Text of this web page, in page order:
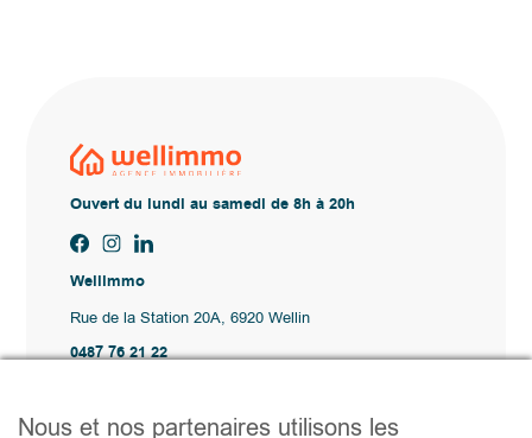
Ouvert du lundi au samedi de 8h à 20h
Wellimmo
Rue de la Station 20A, 6920 Wellin
0487 76 21 22
Nous et nos partenaires utilisons les